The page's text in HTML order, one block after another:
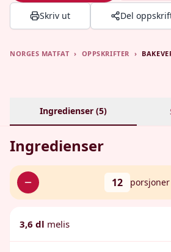
Skriv ut Del
NORGES MATFAT › OPPSKRIFTER ›
Ingredienser (5)
Ingredienser
12 porsjoner
3,6 dl melis